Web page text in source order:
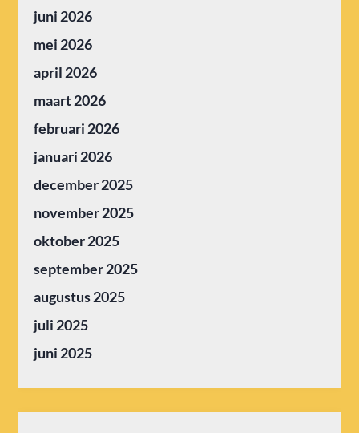
juni 2026
mei 2026
april 2026
maart 2026
februari 2026
januari 2026
december 2025
november 2025
oktober 2025
september 2025
augustus 2025
juli 2025
juni 2025